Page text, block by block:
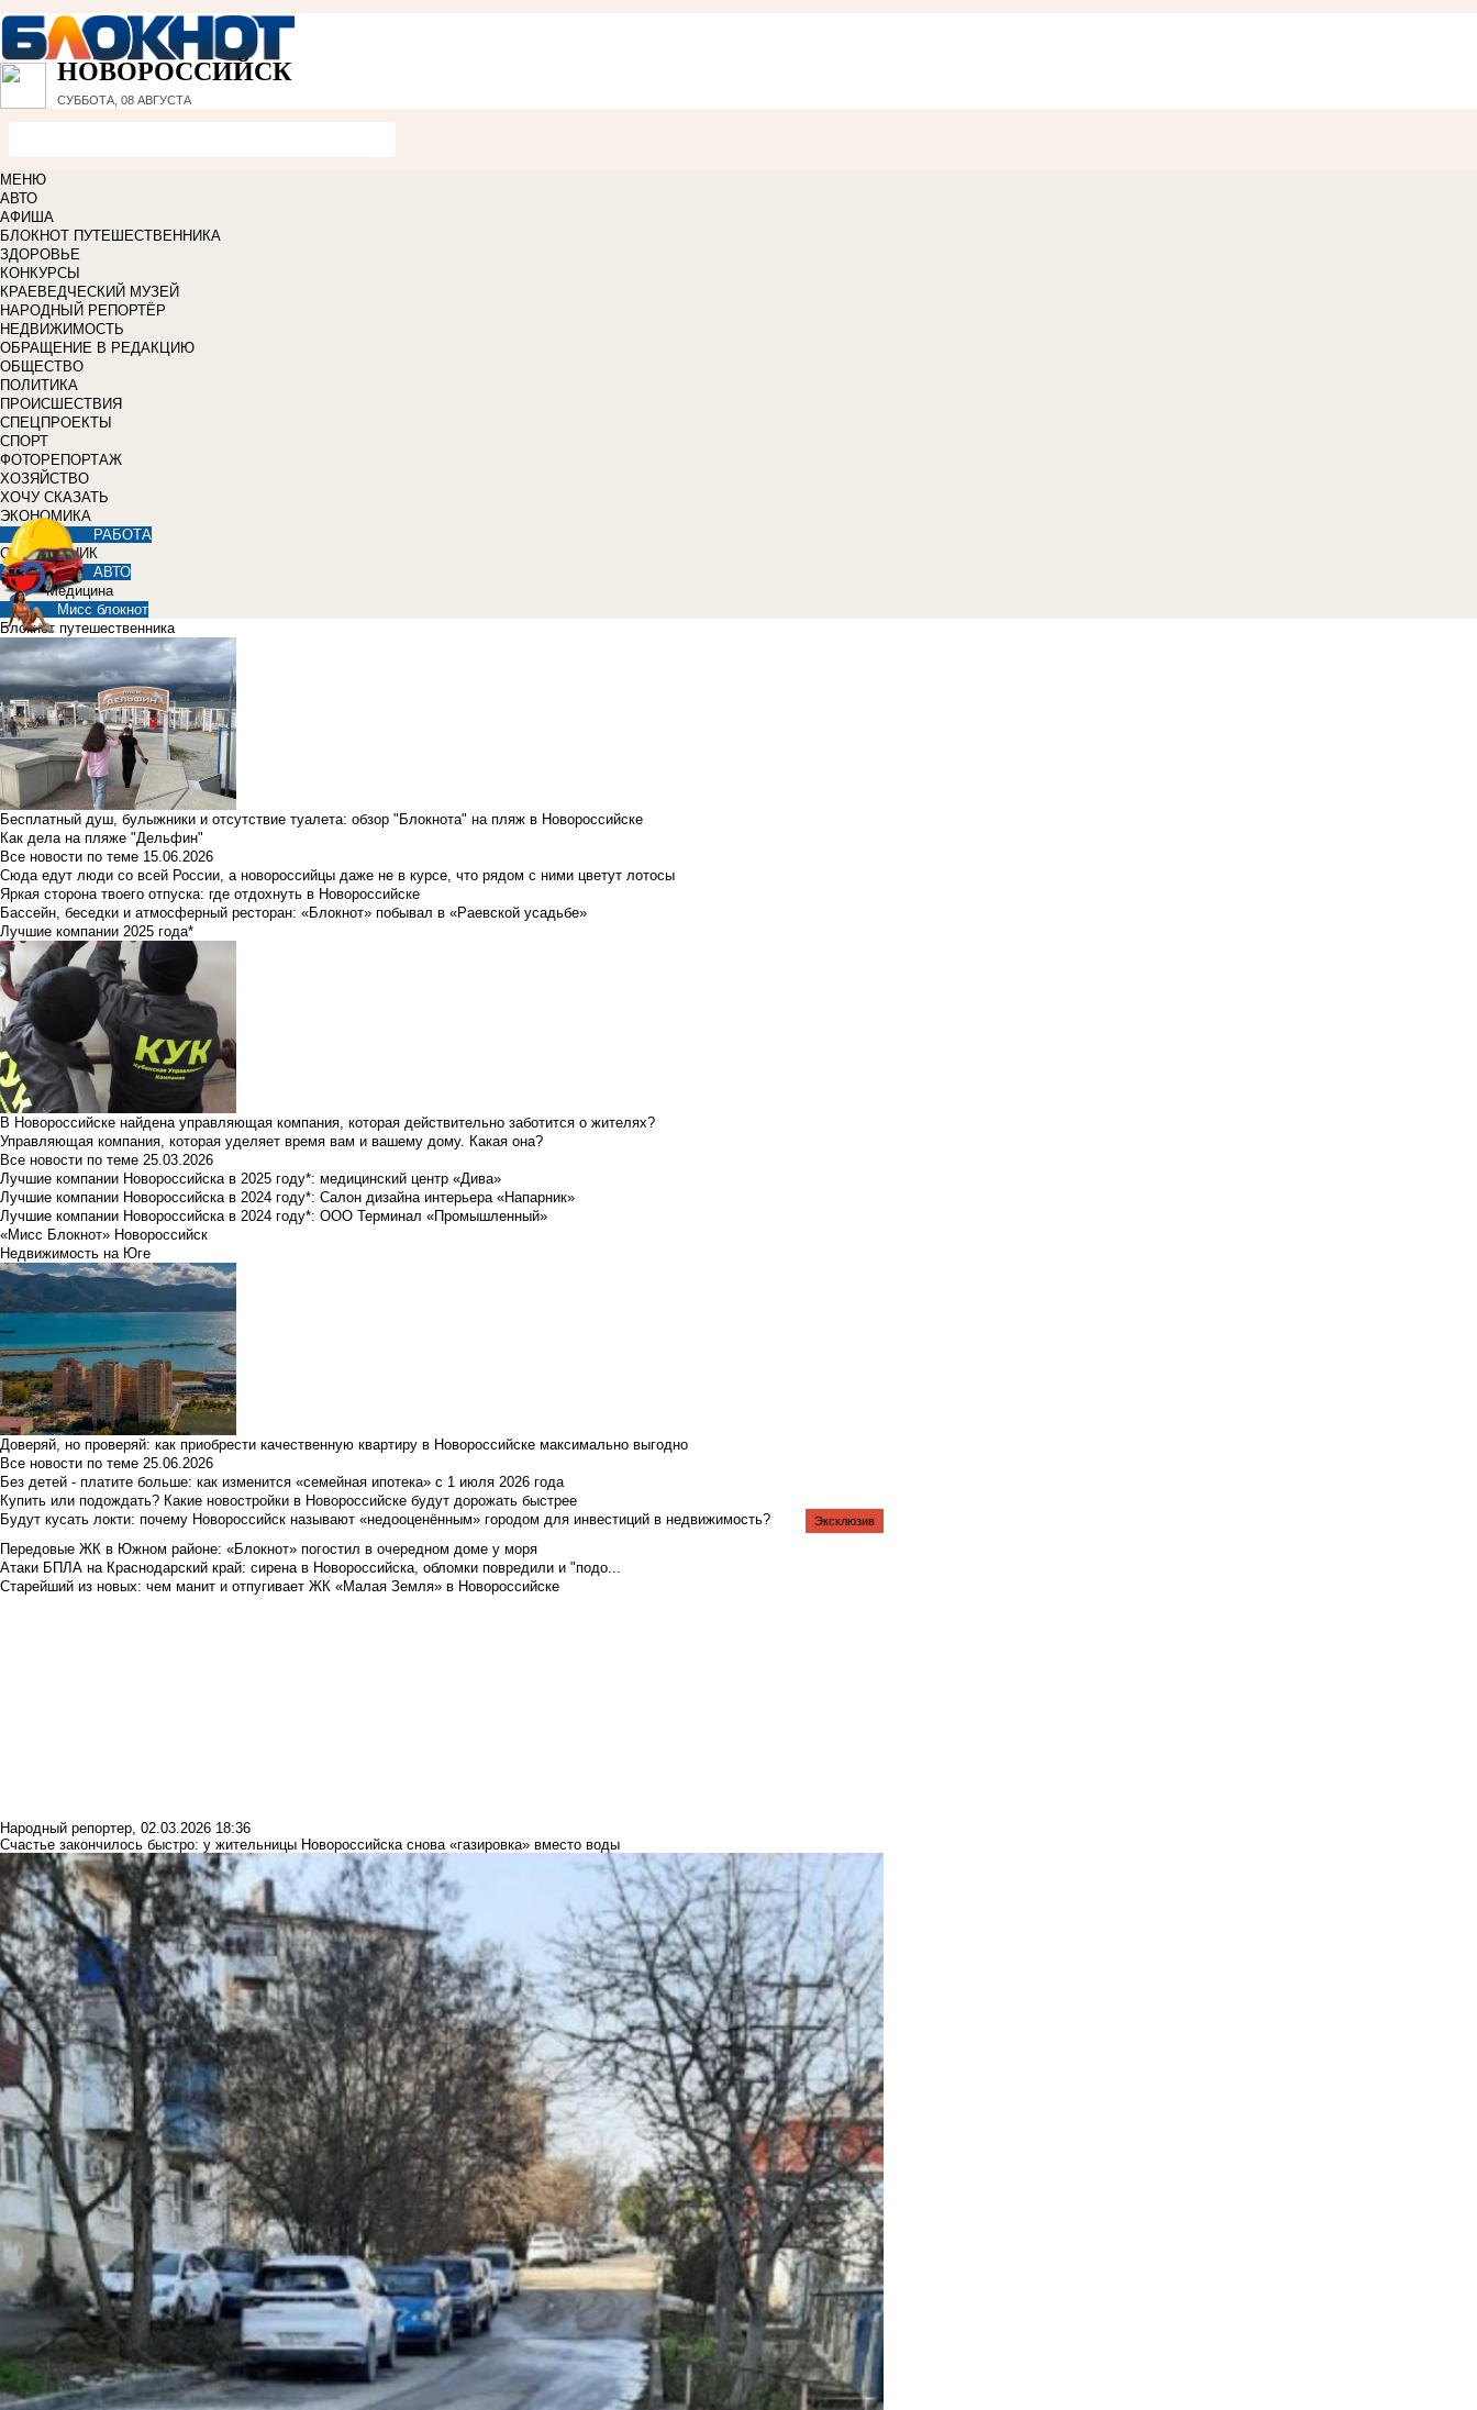
НОВОРОССИЙСК
СУББОТА, 08 АВГУСТА
МЕНЮ
АВТО
АФИША
БЛОКНОТ ПУТЕШЕСТВЕННИКА
ЗДОРОВЬЕ
КОНКУРСЫ
КРАЕВЕДЧЕСКИЙ МУЗЕЙ
НАРОДНЫЙ РЕПОРТЁР
НЕДВИЖИМОСТЬ
ОБРАЩЕНИЕ В РЕДАКЦИЮ
ОБЩЕСТВО
ПОЛИТИКА
ПРОИСШЕСТВИЯ
СПЕЦПРОЕКТЫ
СПОРТ
ФОТОРЕПОРТАЖ
ХОЗЯЙСТВО
ХОЧУ СКАЗАТЬ
ЭКОНОМИКА
РАБОТА
СПРАВОЧНИК
АВТО
Медицина
Мисс блокнот
Блокнот путешественника
Бесплатный душ, булыжники и отсутствие туалета: обзор "Блокнота" на пляж в Новороссийске
Как дела на пляже "Дельфин"
Все новости по теме 15.06.2026
Сюда едут люди со всей России, а новороссийцы даже не в курсе, что рядом с ними цветут лотосы
Яркая сторона твоего отпуска: где отдохнуть в Новороссийске
Бассейн, беседки и атмосферный ресторан: «Блокнот» побывал в «Раевской усадьбе»
Лучшие компании 2025 года*
В Новороссийске найдена управляющая компания, которая действительно заботится о жителях?
Управляющая компания, которая уделяет время вам и вашему дому. Какая она?
Все новости по теме 25.03.2026
Лучшие компании Новороссийска в 2025 году*: медицинский центр «Дива»
Лучшие компании Новороссийска в 2024 году*: Салон дизайна интерьера «Напарник»
Лучшие компании Новороссийска в 2024 году*: ООО Терминал «Промышленный»
«Мисс Блокнот» Новороссийск
Недвижимость на Юге
Доверяй, но проверяй: как приобрести качественную квартиру в Новороссийске максимально выгодно
Все новости по теме 25.06.2026
Без детей - платите больше: как изменится «семейная ипотека» с 1 июля 2026 года
Купить или подождать? Какие новостройки в Новороссийске будут дорожать быстрее
Будут кусать локти: почему Новороссийск называют «недооценённым» городом для инвестиций в недвижимость?
Передовые ЖК в Южном районе: «Блокнот» погостил в очередном доме у моря
Атаки БПЛА на Краснодарский край: сирена в Новороссийска, обломки повредили и "подо...
Старейший из новых: чем манит и отпугивает ЖК «Малая Земля» в Новороссийске
Эксклюзив
Народный репортер, 02.03.2026 18:36
Счастье закончилось быстро: у жительницы Новороссийска снова «газировка» вместо воды